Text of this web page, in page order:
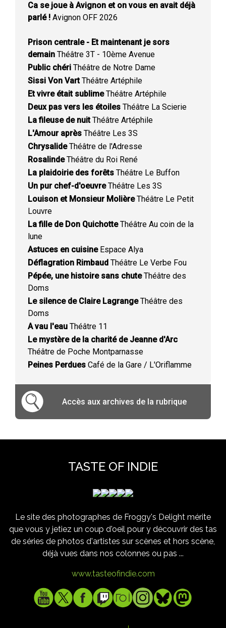
Ca se joue à Avignon et on vous en avait déjà
parlé ! Avignon OFF 2026
Prison centrale - Et maintenant je sors
demain Théâtre 3T - 10ème Avenue
Public chéri Théâtre de Notre Dame
Sissi Von VartThéâtre Artéphile
Et vivre était sublimeThéâtre Artéphile
Deux pas vers les étoiles Théâtre La Scierie
La fileuse de nuitThéâtre Artéphile
L'Amour après Théâtre Les 3S
ChrysalideThéâtre de l'Adresse
RosalindeThéâtre du Roi René
La plaidoirie des forêts Théâtre Le Buffon
Un pur chef-d'oeuvreThéâtre Les 3S
Louison et Monsieur MolièreThéâtre Le Petit
Louvre
La fille de Don QuichotteThéâtre Au coin de la
lune
Astuces en cuisineEspace Alya
Déflagration Rimbaud Théâtre Le Verbe Fou
Pépée, une histoire sans chuteThéâtre des
Doms
Le silence de Claire LagrangeThéâtre des
Doms
A vau l'eau Théâtre 11
Le mystère de la charité de Jeanne d'Arc
Théâtre de Poche Montparnasse
Peines Perdues Café de la Gare / L'Oriflamme
Accès aux archives de la rubrique
TASTE OF INDIE
Le site des photographes de Froggy's Delight mérite
que vous y jetiez un coup d'oeil pour y découvrir des tas
de séries de photos d'artistes sur scènes et hors scène,
déjà vues dans nos colonnes ou pas ...
www.tasteofindie.com